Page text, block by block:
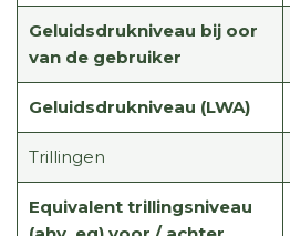
Geluidsdrukniveau bij oor
van de gebruiker
Geluidsdrukniveau (LWA)
Trillingen
Equivalent trillingsniveau